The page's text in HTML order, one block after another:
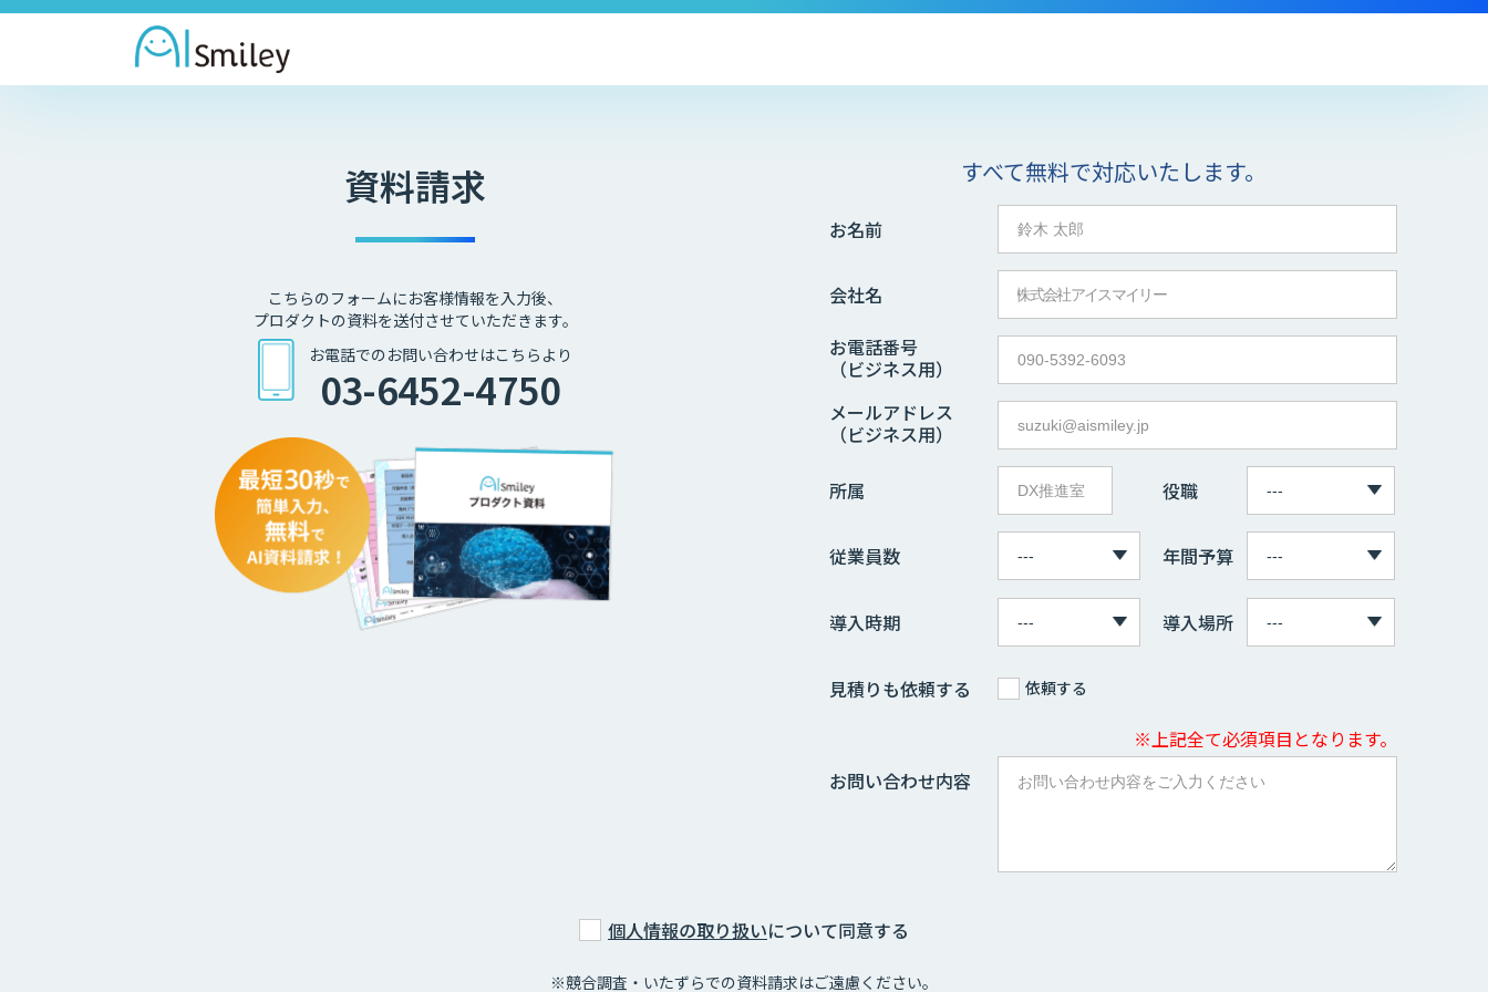
資料請求
こちらのフォームにお客様情報を入力後、
プロダクトの資料を送付させていただきます。
お電話でのお問い合わせはこちらより
03-6452-4750
すべて無料で対応いたします。
お名前
会社名
お電話番号
（ビジネス用）
メールアドレス
（ビジネス用）
所属 役職
従業員数 年間予算
導入時期 導入場所
見積りも依頼する 依頼する
※上記全て必須項目となります。
お問い合わせ内容
個人情報の取り扱いについて同意する
※競合調査・いたずらでの資料請求はご遠慮ください。